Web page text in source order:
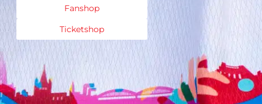
Fanshop
Ticketshop